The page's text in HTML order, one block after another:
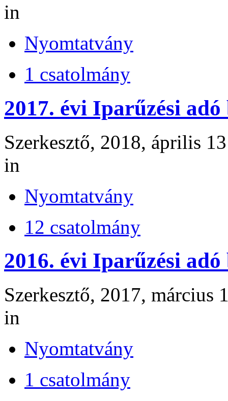
in
Nyomtatvány
1 csatolmány
2017. évi Iparűzési
Szerkesztő, 2018, április
in
Nyomtatvány
12 csatolmány
2016. évi Iparűzési
Szerkesztő, 2017, március
in
Nyomtatvány
1 csatolmány